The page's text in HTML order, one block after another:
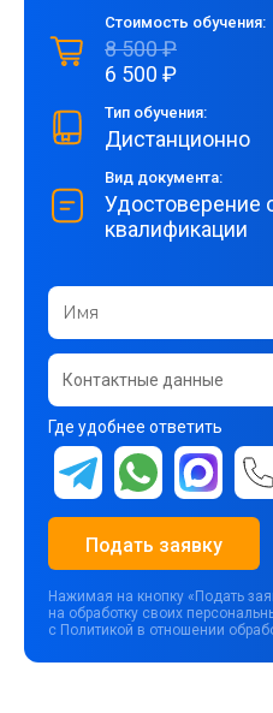
Стоимость обучения:
8 500 ₽
6 500 ₽
Тип обучения:
Дистанционно
Вид документа:
Удостоверение
квалификации
Где удобнее ответить
Подать заявку
Нажимая на кнопку «Подать
на обработку своих
с Политикой в отношении